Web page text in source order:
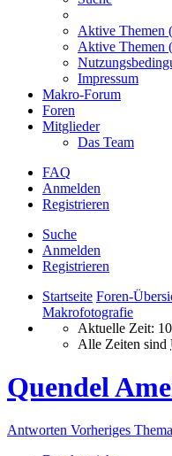
Aktive Themen
Aktive Themen
Impressum
Makro-Forum
Foren
Mitglieder
Das Team
FAQ
Anmelden
Registrieren
Suche
Anmelden
Registrieren
Startseite Foren-
Makrofotografie
Aktuelle Zeit:
Alle Zeiten sind
Quendel
Antworten Vorheriges Thema